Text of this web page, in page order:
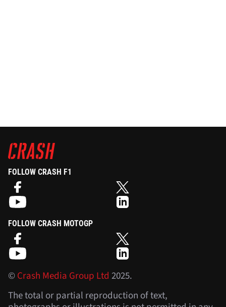
FOLLOW CRASH F1
FOLLOW CRASH MOTOGP
©Crash Media Group Ltd 2025.
The total or partial reproduction of text,